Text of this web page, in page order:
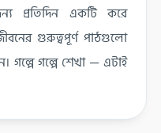
প্রতিদিন একটি করে
গুরুত্বপূর্ণ পাঠগুলো
গল্পে গল্পে শেখা — এটাই